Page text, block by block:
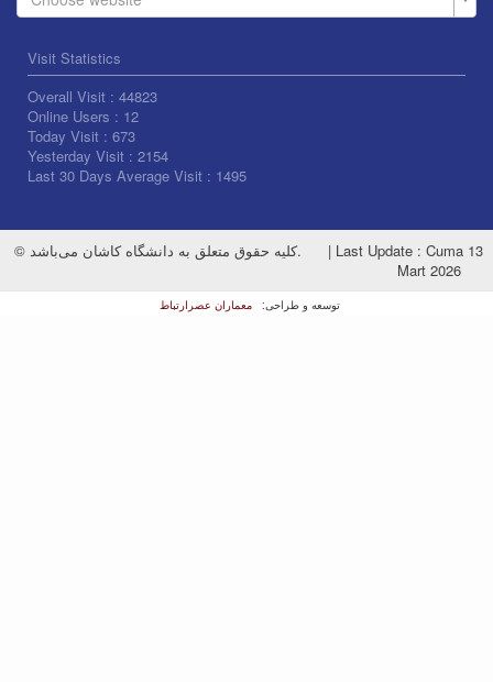
Visit Statistics
Overall Visit : 44823
Online Users : 12
Today Visit : 673
Yesterday Visit : 2154
Last 30 Days Average Visit : 1495
© کلیه حقوق متعلق به دانشگاه کاشان می‌باشد. | Last Update : Cuma 13
Mart 2026
توسعه و طراحی: معماران عصر‌ارتباط